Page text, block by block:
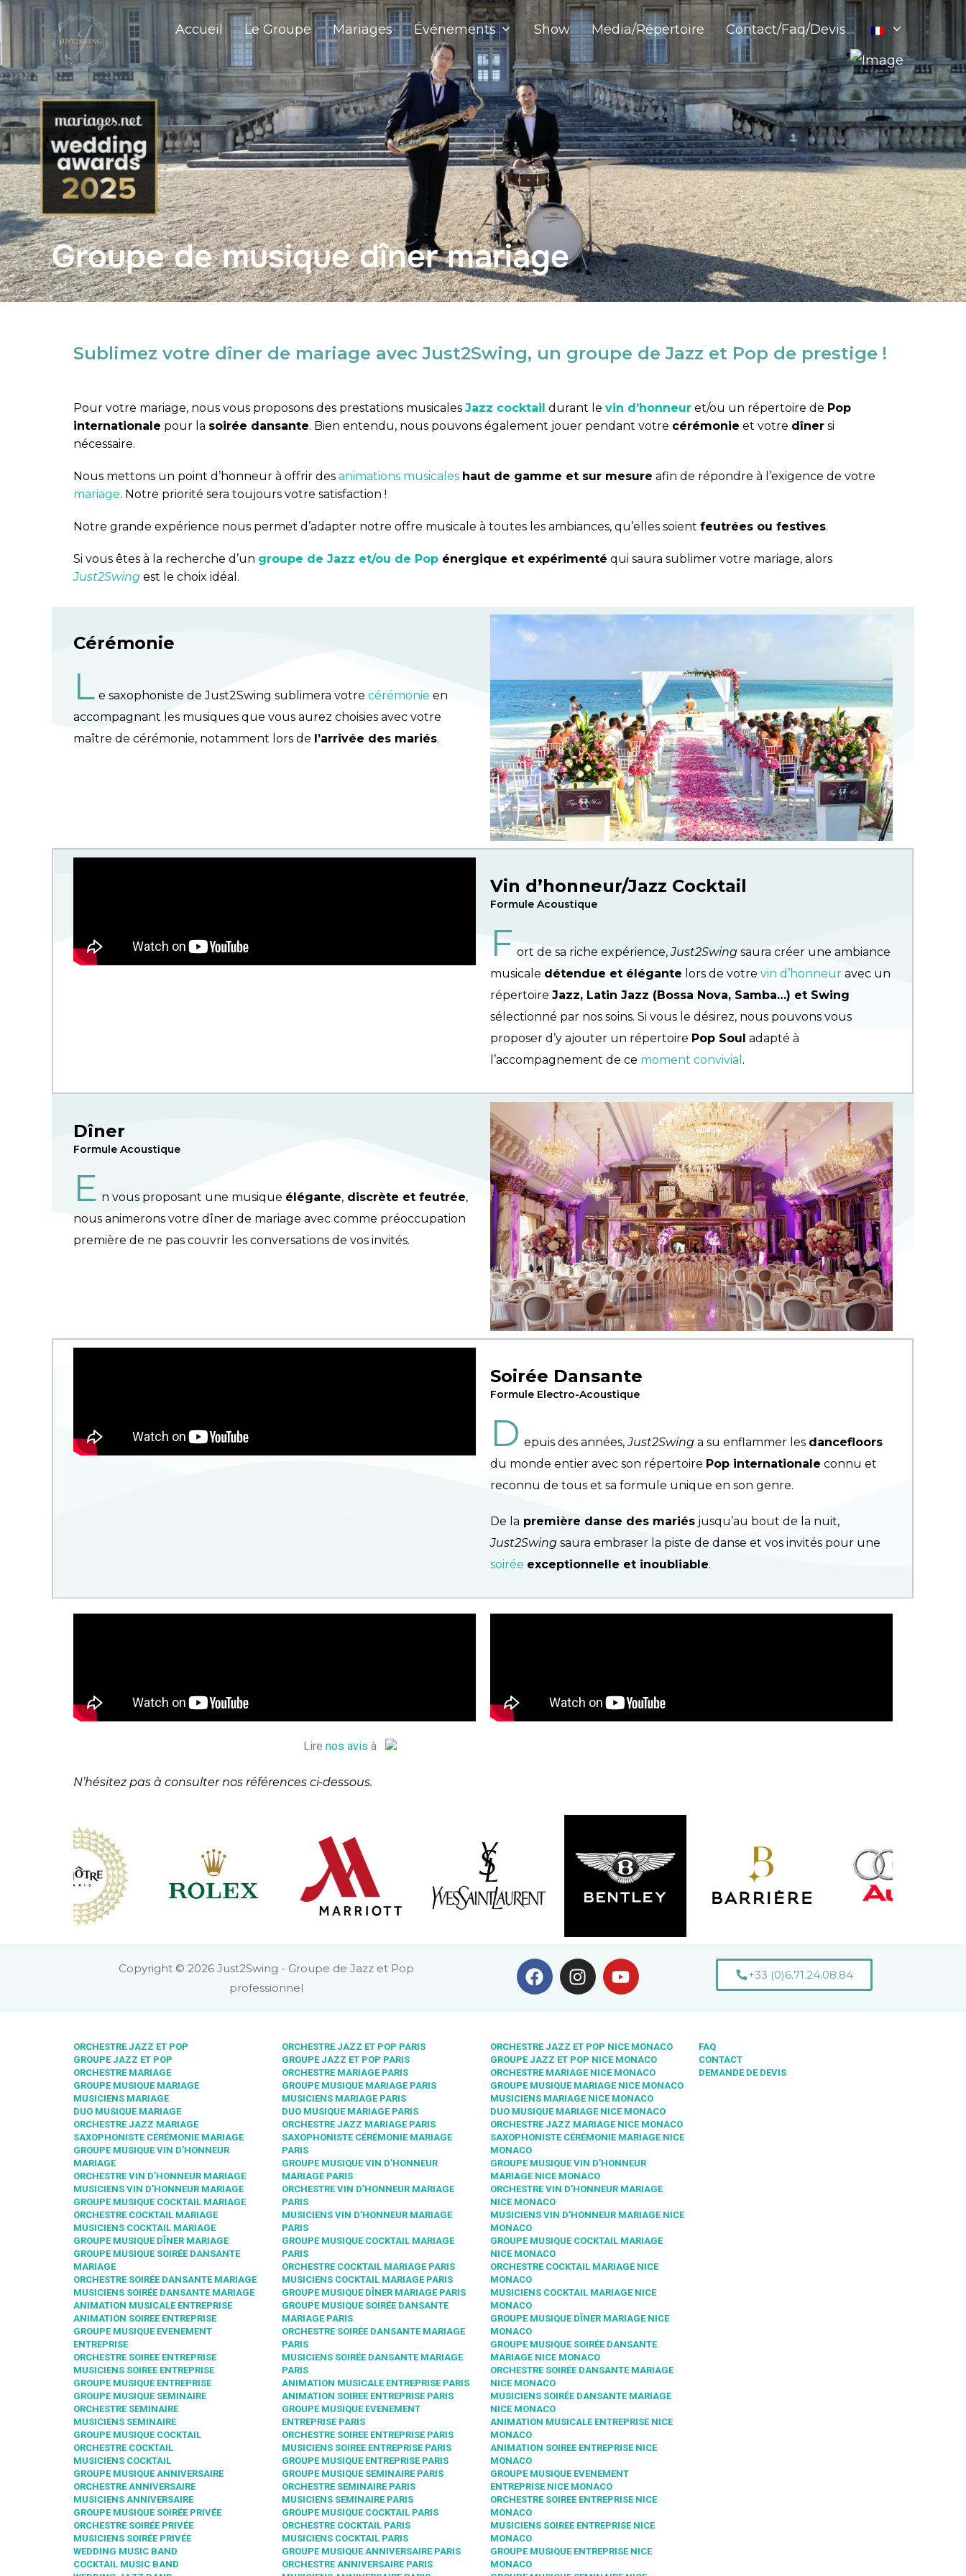
Accueil Le Groupe Mariages Événements Show Media/Répertoire Contact/Faq/Devis
Groupe de musique dîner mariage
Sublimez votre dîner de mariage avecJust2Swing, un groupe de Jazz et Pop de prestige !
Pour votre mariage, nous vous proposons des prestations musicales Jazz cocktail durant le vin d’honneur et/ou un répertoire de Pop
internationale pour la soirée dansante. Bien entendu, nous pouvons également jouer pendant votre cérémonie et votre dîner si
nécessaire.
Nous mettons un point d’honneur à offrir des animations musicales haut de gamme et sur mesure afin de répondre à l’exigence de votre
mariage. Notre priorité sera toujours votre satisfaction !
Notre grande expérience nous permet d’adapter notre offre musicale à toutes les ambiances, qu’elles soient feutrées ou festives.
Si vous êtes à la recherche d’un groupe de Jazz et/ou de Pop énergique et expérimenté qui saura sublimer votre mariage, alors
Just2Swing est le choix idéal.
Cérémonie
L e saxophoniste de Just2Swing sublimera votre cérémonie en
accompagnant les musiques que vous aurez choisies avec votre
maître de cérémonie, notamment lors de l’arrivée des mariés.
Vin d’honneur/Jazz Cocktail
Formule Acoustique
F ort de sa riche expérience,Just2Swing saura créer une ambiance
musicale détendue et élégante lors de votre vin d’honneur avec un
répertoire Jazz, Latin Jazz (Bossa Nova, Samba…) et Swing
sélectionné par nos soins. Si vous le désirez, nous pouvons vous
proposer d’y ajouter un répertoire Pop Soul adapté à
l’accompagnement de ce moment convivial .
Dîner
Formule Acoustique
E n vous proposant une musique élégante, discrète et feutrée,
nous animerons votre dîner de mariage avec comme préoccupation
première de ne pas couvrir les conversations de vos invités.
Soirée Dansante
Formule Electro-Acoustique
D epuis des années,Just2Swing a su enflammer les dancefloors
du monde entier avec son répertoire Pop internationale connu et
reconnu de tous et sa formule unique en son genre.
De la première danse des mariés jusqu’au bout de la nuit,
Just2Swing saura embraser la piste de danse et vos invités pour une
soirée exceptionnelle et inoubliable.
Lire nos avis à
N’hésitez pas à consulter nos références ci-dessous.
Copyright © 2026 Just2Swing - Groupe de Jazz et Pop
professionnel
+33 (0)6.71.24.08.84
ORCHESTRE JAZZ ET POP
GROUPE JAZZ ET POP
ORCHESTRE MARIAGE
GROUPE MUSIQUE MARIAGE
MUSICIENS MARIAGE
DUO MUSIQUE MARIAGE
ORCHESTRE JAZZ MARIAGE
SAXOPHONISTE CÉRÉMONIE MARIAGE
GROUPE MUSIQUE VIN D’HONNEUR
MARIAGE
ORCHESTRE VIN D’HONNEUR MARIAGE
MUSICIENS VIN D’HONNEUR MARIAGE
GROUPE MUSIQUE COCKTAIL MARIAGE
ORCHESTRE COCKTAIL MARIAGE
MUSICIENS COCKTAIL MARIAGE
GROUPE MUSIQUE DÎNER MARIAGE
GROUPE MUSIQUE SOIRÉE DANSANTE
MARIAGE
ORCHESTRE SOIRÉE DANSANTE MARIAGE
MUSICIENS SOIRÉE DANSANTE MARIAGE
ANIMATION MUSICALE ENTREPRISE
ANIMATION SOIREE ENTREPRISE
GROUPE MUSIQUE EVENEMENT
ENTREPRISE
ORCHESTRE SOIREE ENTREPRISE
MUSICIENS SOIREE ENTREPRISE
GROUPE MUSIQUE ENTREPRISE
GROUPE MUSIQUE SEMINAIRE
ORCHESTRE SEMINAIRE
MUSICIENS SEMINAIRE
GROUPE MUSIQUE COCKTAIL
ORCHESTRE COCKTAIL
MUSICIENS COCKTAIL
GROUPE MUSIQUE ANNIVERSAIRE
ORCHESTRE ANNIVERSAIRE
MUSICIENS ANNIVERSAIRE
GROUPE MUSIQUE SOIRÉE PRIVÉE
ORCHESTRE SOIRÉE PRIVÉE
MUSICIENS SOIRÉE PRIVÉE
WEDDING MUSIC BAND
COCKTAIL MUSIC BAND
ORCHESTRE JAZZ ET POP PARIS
GROUPE JAZZ ET POP PARIS
ORCHESTRE MARIAGE PARIS
GROUPE MUSIQUE MARIAGE PARIS
MUSICIENS MARIAGE PARIS
DUO MUSIQUE MARIAGE PARIS
ORCHESTRE JAZZ MARIAGE PARIS
SAXOPHONISTE CÉRÉMONIE MARIAGE
PARIS
GROUPE MUSIQUE VIN D’HONNEUR
MARIAGE PARIS
ORCHESTRE VIN D’HONNEUR MARIAGE
PARIS
MUSICIENS VIN D’HONNEUR MARIAGE
PARIS
GROUPE MUSIQUE COCKTAIL MARIAGE
PARIS
ORCHESTRE COCKTAIL MARIAGE PARIS
MUSICIENS COCKTAIL MARIAGE PARIS
GROUPE MUSIQUE DÎNER MARIAGE PARIS
GROUPE MUSIQUE SOIRÉE DANSANTE
MARIAGE PARIS
ORCHESTRE SOIRÉE DANSANTE MARIAGE
PARIS
MUSICIENS SOIRÉE DANSANTE MARIAGE
PARIS
ANIMATION MUSICALE ENTREPRISE PARIS
ANIMATION SOIREE ENTREPRISE PARIS
GROUPE MUSIQUE EVENEMENT
ENTREPRISE PARIS
ORCHESTRE SOIREE ENTREPRISE PARIS
MUSICIENS SOIREE ENTREPRISE PARIS
GROUPE MUSIQUE ENTREPRISE PARIS
GROUPE MUSIQUE SEMINAIRE PARIS
ORCHESTRE SEMINAIRE PARIS
MUSICIENS SEMINAIRE PARIS
GROUPE MUSIQUE COCKTAIL PARIS
ORCHESTRE COCKTAIL PARIS
MUSICIENS COCKTAIL PARIS
GROUPE MUSIQUE ANNIVERSAIRE PARIS
ORCHESTRE ANNIVERSAIRE PARIS
ORCHESTRE JAZZ ET POP NICE MONACO
GROUPE JAZZ ET POP NICE MONACO
ORCHESTRE MARIAGE NICE MONACO
GROUPE MUSIQUE MARIAGE NICE MONACO
MUSICIENS MARIAGE NICE MONACO
DUO MUSIQUE MARIAGE NICE MONACO
ORCHESTRE JAZZ MARIAGE NICE MONACO
SAXOPHONISTE CÉRÉMONIE MARIAGE NICE
MONACO
GROUPE MUSIQUE VIN D’HONNEUR
MARIAGE NICE MONACO
ORCHESTRE VIN D’HONNEUR MARIAGE
NICE MONACO
MUSICIENS VIN D’HONNEUR MARIAGE NICE
MONACO
GROUPE MUSIQUE COCKTAIL MARIAGE
NICE MONACO
ORCHESTRE COCKTAIL MARIAGE NICE
MONACO
MUSICIENS COCKTAIL MARIAGE NICE
MONACO
GROUPE MUSIQUE DÎNER MARIAGE NICE
MONACO
GROUPE MUSIQUE SOIRÉE DANSANTE
MARIAGE NICE MONACO
ORCHESTRE SOIRÉE DANSANTE MARIAGE
NICE MONACO
MUSICIENS SOIRÉE DANSANTE MARIAGE
NICE MONACO
ANIMATION MUSICALE ENTREPRISE NICE
MONACO
ANIMATION SOIREE ENTREPRISE NICE
MONACO
GROUPE MUSIQUE EVENEMENT
ENTREPRISE NICE MONACO
ORCHESTRE SOIREE ENTREPRISE NICE
MONACO
MUSICIENS SOIREE ENTREPRISE NICE
MONACO
GROUPE MUSIQUE ENTREPRISE NICE
MONACO
FAQ
CONTACT
DEMANDE DE DEVIS